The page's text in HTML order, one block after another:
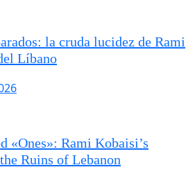
la cruda lucidez de Rami
Líbano
«Ones»: Rami Kobaisi’s
Ruins of Lebanon